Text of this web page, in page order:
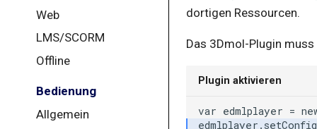
Web
LMS/SCORM
Offline
Bedienung
Allgemein
dortigen Ressourcen.
Das 3Dmol-Plugin
Plugin aktivieren
var edmlplayer =